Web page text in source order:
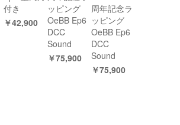
付き
￥42,900
ッピング
OeBB Ep6
DCC
Sound
￥75,900
周年記念ラ
ッピング
OeBB Ep6
DCC
Sound
￥75,900